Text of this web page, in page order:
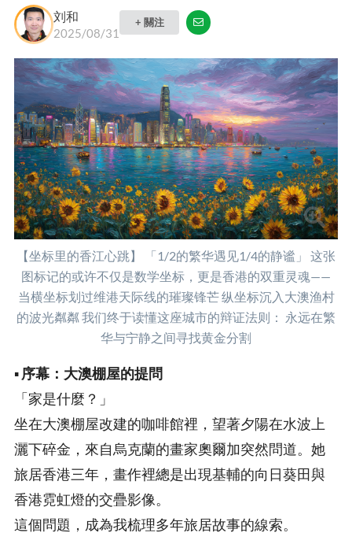
刘和
2025/08/31
+ 關注
【坐标里的香江心跳】 「1/2的繁华遇见1/4的静谧」 这张
图标记的或许不仅是数学坐标，更是香港的双重灵魂——
当横坐标划过维港天际线的璀璨锋芒 纵坐标沉入大澳渔村
的波光粼粼 我们终于读懂这座城市的辩证法则： 永远在繁
华与宁静之间寻找黄金分割
▪️ 序幕：大澳棚屋的提問
「家是什麼？」
坐在大澳棚屋改建的咖啡館裡，望著夕陽在水波上
灑下碎金，來自烏克蘭的畫家奧爾加突然問道。她
旅居香港三年，畫作裡總是出現基輔的向日葵田與
香港霓虹燈的交疊影像。
這個問題，成為我梳理多年旅居故事的線索。